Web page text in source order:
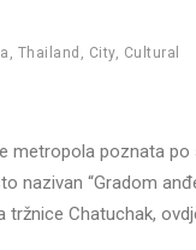
, Thailand , City, Cultural
metropola poznata
nazivan “Gradom
Chatuchak,